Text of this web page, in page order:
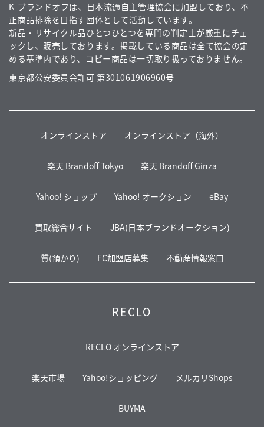
K-ブランドオフは、日本流通自主管理協会に加盟しており、不
正商品排除を目指す団体として活動しています。
新品・リサイクル品ひとつひとつを専門の判定士が厳重にチェ
ックし、販売しております。掲載している商品は全て協会の定
める基準内であり、コピー商品は一切取り扱っておりません。
東京都公安委員会許可 第301061906960号
オンラインストア オンラインストア（海外）
楽天 Brandoff Tokyo 楽天 Brandoff Ginza
Yahoo! ショップ Yahoo! オークション eBay
買取総合サイト JBA(日本ブランドオークション)
質(預かり) FC加盟店募集 不動産情報窓口
RECLO
RECLO オンラインストア
楽天市場 Yahoo!ショッピング メルカリShops
BUYMA